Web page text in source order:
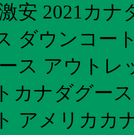
安 2021カ
ダウンコー
ス アウトレ
カナダグー
アメリカカ